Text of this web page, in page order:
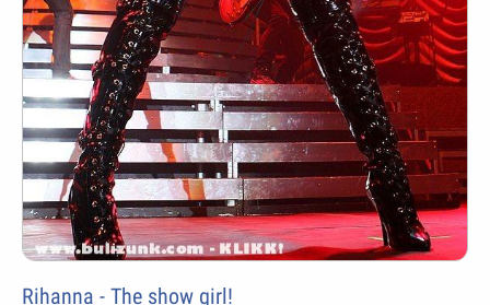
Rihanna - The show girl!